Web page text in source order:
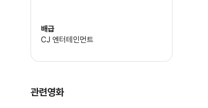
하위
퉁화묘
배급
CJ 엔터테인먼트
관련영화